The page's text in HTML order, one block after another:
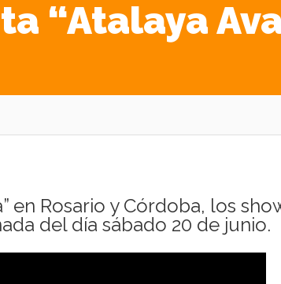
“Atalaya
en Rosario y Córdoba, los
del día sábado 20 de junio.